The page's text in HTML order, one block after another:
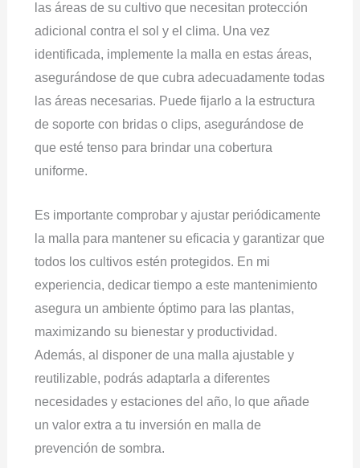
las áreas de su cultivo que necesitan protección
adicional contra el sol y el clima. Una vez
identificada, implemente la malla en estas áreas,
asegurándose de que cubra adecuadamente todas
las áreas necesarias. Puede fijarlo a la estructura
de soporte con bridas o clips, asegurándose de
que esté tenso para brindar una cobertura
uniforme.
Es importante comprobar y ajustar periódicamente
la malla para mantener su eficacia y garantizar que
todos los cultivos estén protegidos. En mi
experiencia, dedicar tiempo a este mantenimiento
asegura un ambiente óptimo para las plantas,
maximizando su bienestar y productividad.
Además, al disponer de una malla ajustable y
reutilizable, podrás adaptarla a diferentes
necesidades y estaciones del año, lo que añade
un valor extra a tu inversión en malla de
prevención de sombra.